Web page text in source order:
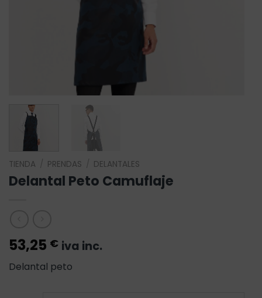
TIENDA PRENDAS DELANTALES
Delantal Peto Camuflaje
53,25 € iva inc.
Delantal peto